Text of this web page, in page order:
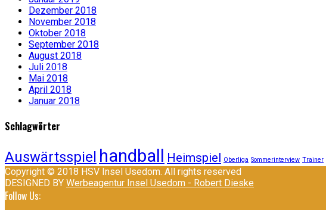
Dezember 2018
November 2018
Oktober 2018
September 2018
August 2018
Juli 2018
Mai 2018
April 2018
Januar 2018
Schlagwörter
Auswärtsspiel handball Heimspiel Oberliga Sommerinterview Trainer
Copyright © 2018 HSV Insel Usedom. All rights reserved
DESIGNED BY Werbeagentur Insel Usedom - Robert Dieske
Follow Us: